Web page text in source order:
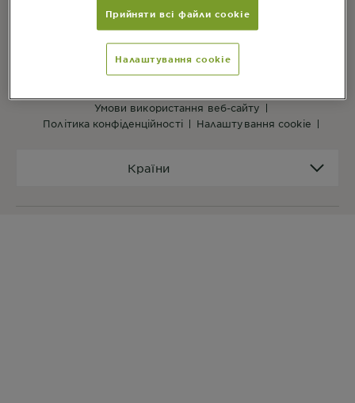
ПОСИЛАННЯ ВЕБ-САЙТУ
умови використання веб-сайту
політика конфіденційності
налаштування cookie
Країни
Зв'яжіться з нами
Прийняти всі файли сookie
Налаштування cookie